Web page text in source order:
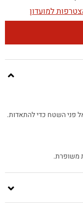
למועדון
פני השטח כדי להתאדות.
משופרת.